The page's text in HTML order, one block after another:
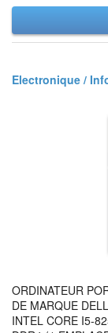
Electronique /
ORDINATEUR
DE MARQUE
INTEL CORE I5-